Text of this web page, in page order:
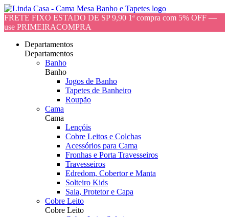
FRETE FIXO ESTADO DE SP 9,90 1ª compra com 5% OFF —
use PRIMEIRACOMPRA
Departamentos
Departamentos
Banho
Banho
Jogos de Banho
Tapetes de Banheiro
Roupão
Cama
Cama
Lençóis
Cobre Leitos e Colchas
Acessórios para Cama
Fronhas e Porta Travesseiros
Travesseiros
Edredom, Cobertor e Manta
Solteiro Kids
Saia, Protetor e Capa
Cobre Leito
Cobre Leito